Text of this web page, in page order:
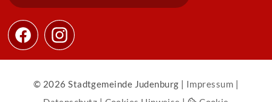
© 2026 Stadtgemeinde Judenburg | Impressum